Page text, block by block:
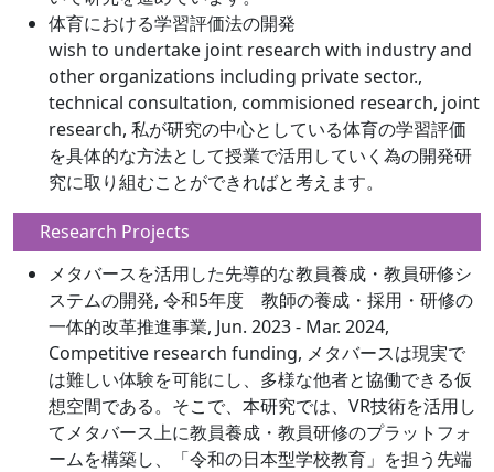
体育における学習評価法の開発
wish to undertake joint research with industry and
other organizations including private sector.,
technical consultation, commisioned research, joint
research, 私が研究の中心としている体育の学習評価
を具体的な方法として授業で活用していく為の開発研
究に取り組むことができればと考えます。
Research Projects
メタバースを活用した先導的な教員養成・教員研修シ
ステムの開発, 令和5年度 教師の養成・採用・研修の
一体的改革推進事業, Jun. 2023 - Mar. 2024,
Competitive research funding, メタバースは現実で
は難しい体験を可能にし、多様な他者と協働できる仮
想空間である。そこで、本研究では、VR技術を活用し
てメタバース上に教員養成・教員研修のプラットフォ
ームを構築し、「令和の日本型学校教育」を担う先端